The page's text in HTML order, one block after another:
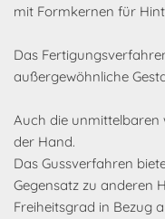
mit Formkernen für
Das
außergewöhnliche
Auch die unmittelbaren
der Hand.
Das Gussverfahren
Gegensatz zu anderen
Freiheitsgrad in Bezug